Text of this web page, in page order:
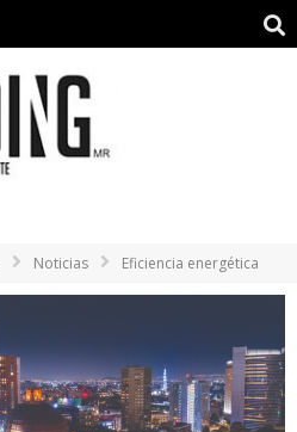
Noticias Eficiencia energética